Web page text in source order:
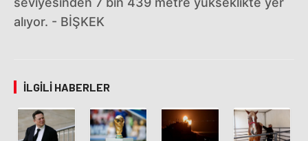
alıyor. - BİŞKEK
İLGILI HABERLER